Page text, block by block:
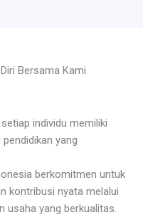
Bersama Kami
individu memiliki
yang
berkomitmen untuk
kontribusi nyata melalui
usaha yang berkualitas.